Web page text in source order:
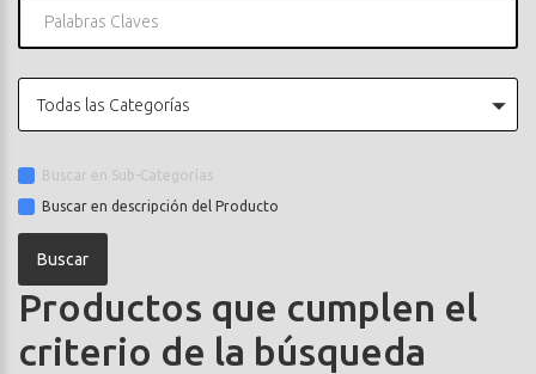
Todas las Categorías
Buscar en Sub-Categorías
Buscar en descripción del Producto
Productos que cumplen el
criterio de la búsqueda